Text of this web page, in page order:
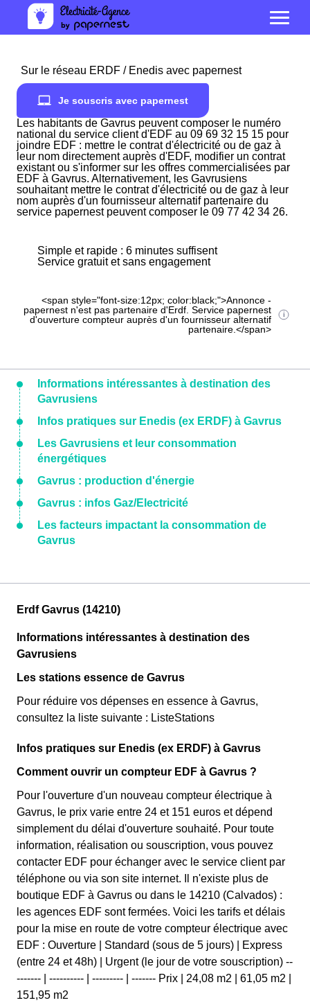
Sur le réseau ERDF / Enedis avec papernest
Je souscris avec papernest
Les habitants de Gavrus peuvent composer le numéro
national du service client d'EDF au 09 69 32 15 15 pour
joindre EDF : mettre le contrat d'électricité ou de gaz à
leur nom directement auprès d'EDF, modifier un contrat
existant ou s'informer sur les offres commercialisées par
EDF à Gavrus. Alternativement, les Gavrusiens
souhaitant mettre le contrat d'électricité ou de gaz à leur
nom auprès d'un fournisseur alternatif partenaire du
service papernest peuvent composer le 09 77 42 34 26.
Simple et rapide : 6 minutes suffisent
Service gratuit et sans engagement
<span style="font-size:12px; color:black;">Annonce -
papernest n'est pas partenaire d'Erdf. Service papernest
d'ouverture compteur auprès d'un fournisseur alternatif
partenaire.</span>
Informations intéressantes à destination des
Gavrusiens
Infos pratiques sur Enedis (ex ERDF) à Gavrus
Les Gavrusiens et leur consommation
énergétiques
Gavrus : production d'énergie
Gavrus : infos Gaz/Electricité
Les facteurs impactant la consommation de
Gavrus
Erdf Gavrus (14210)
Informations intéressantes à destination des
Gavrusiens
Les stations essence de Gavrus
Pour réduire vos dépenses en essence à Gavrus,
consultez la liste suivante : ListeStations
Infos pratiques sur Enedis (ex ERDF) à Gavrus
Comment ouvrir un compteur EDF à Gavrus ?
Pour l'ouverture d'un nouveau compteur électrique à
Gavrus, le prix varie entre 24 et 151 euros et dépend
simplement du délai d'ouverture souhaité. Pour toute
information, réalisation ou souscription, vous pouvez
contacter EDF pour échanger avec le service client par
téléphone ou via son site internet. Il n'existe plus de
boutique EDF à Gavrus ou dans le 14210 (Calvados) :
les agences EDF sont fermées. Voici les tarifs et délais
pour la mise en route de votre compteur électrique avec
EDF : Ouverture | Standard (sous de 5 jours) | Express
(entre 24 et 48h) | Urgent (le jour de votre souscription) --
------- | ---------- | --------- | ------- Prix | 24,08 m2 | 61,05 m2 |
151,95 m2